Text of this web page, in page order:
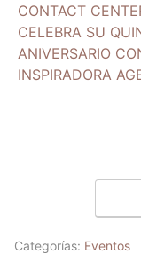
CONTACT
CELEBRA SU
ANIVERSARIO
INSPIRADORA
Categorías: Eventos